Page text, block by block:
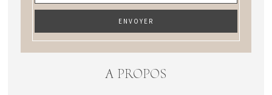
A PROPOS